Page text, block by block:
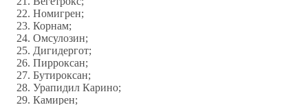
Номигрен;
Корнам;
Омсулозин;
Дигидергот;
Пирроксан;
Бутироксан;
Урапидил Карино;
Камирен;